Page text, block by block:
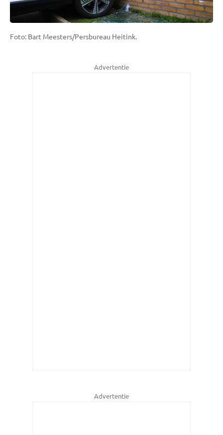
Foto: Bart Meesters/Persbureau Heitink.
Advertentie
Advertentie